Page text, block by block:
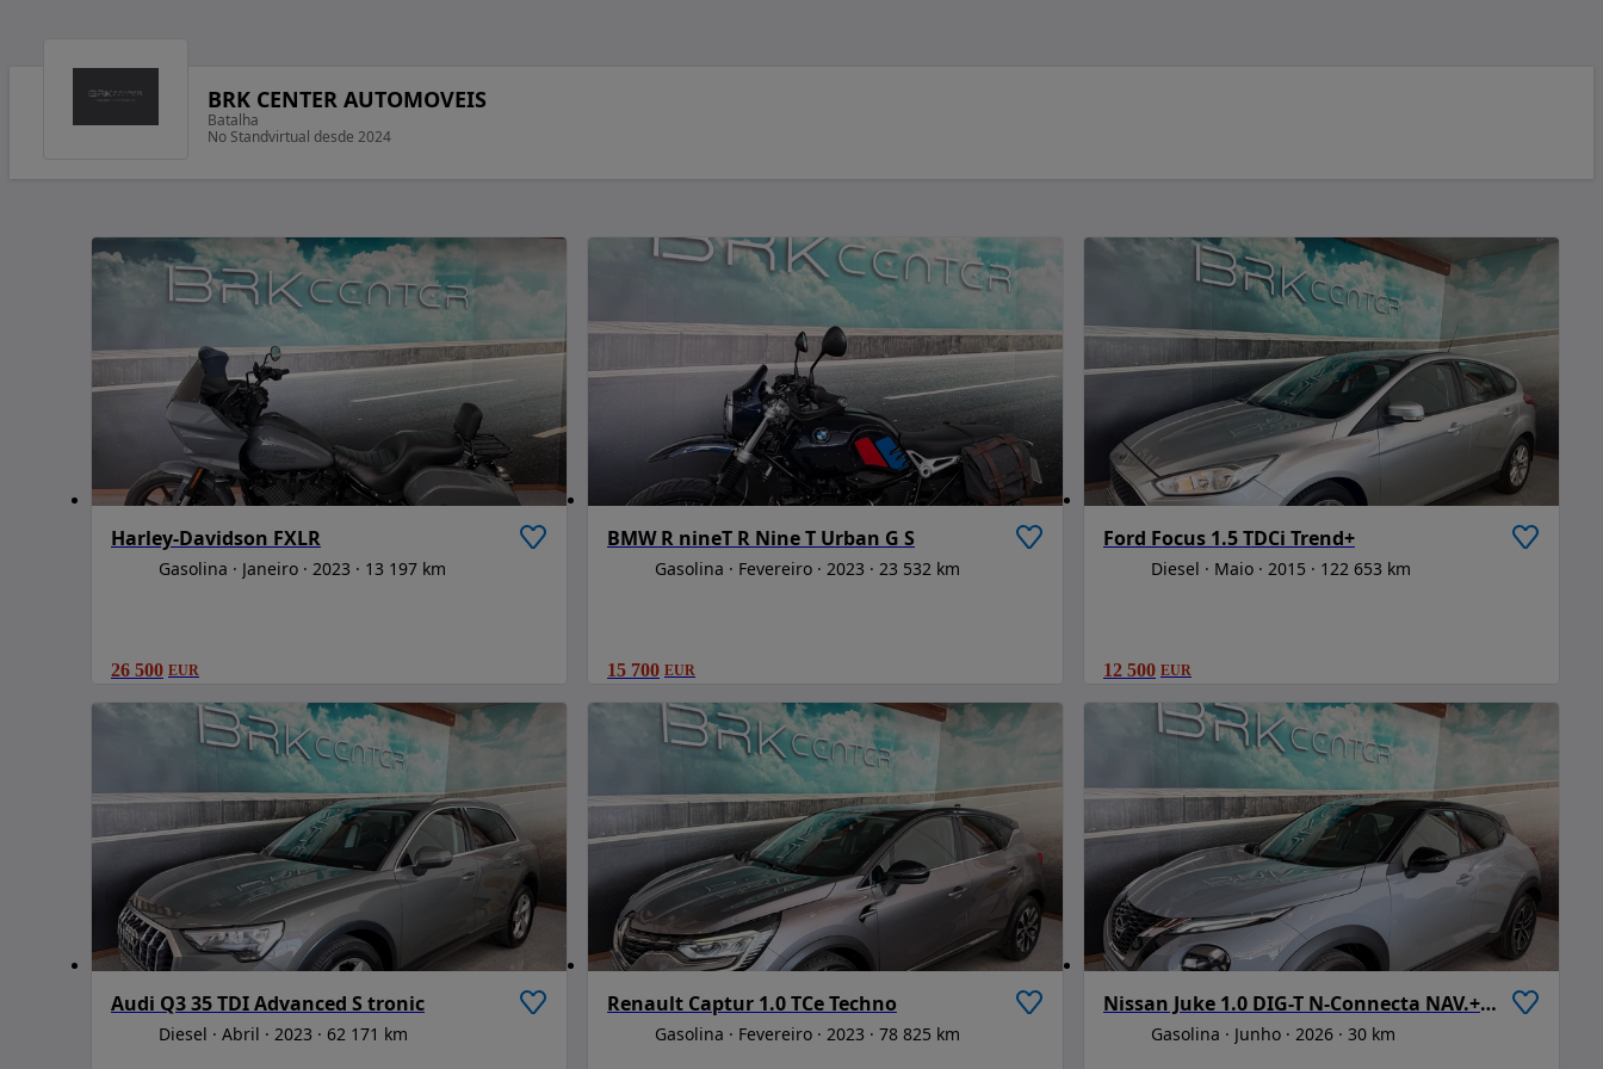
BRK CENTER AUTOMOVEIS
Batalha
No Standvirtual desde 2024
Harley-Davidson FXLR
Gasolina Janeiro 2023 13 197 km
26 500 EUR
BMW R nineT R Nine T Urban G S
Gasolina Fevereiro 2023 23 532 km
15 700 EUR
Ford Focus 1.5 TDCi Trend+
Diesel Maio 2015 122 653 km
12 500 EUR
Audi Q3 35 TDI Advanced S tronic
Diesel Abril 2023 62 171 km
Renault Captur 1.0 TCe Techno
Gasolina Fevereiro 2023 78 825 km
Nissan Juke 1.0 DIG-T N-Connecta NAV.+TwoTone NC
Gasolina Junho 2026 30 km